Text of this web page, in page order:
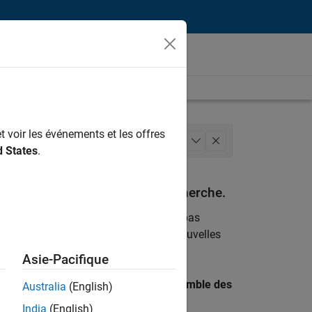
des versions
à vos critères de recherche.
. Si malgré tout vous ne trouvez pas
pour vous tenir au courant des nouvelles
par lieu pour trouver l’ensemble des
voir les événements et les offres
States.
Asie-Pacifique
Australia (English)
India (English)